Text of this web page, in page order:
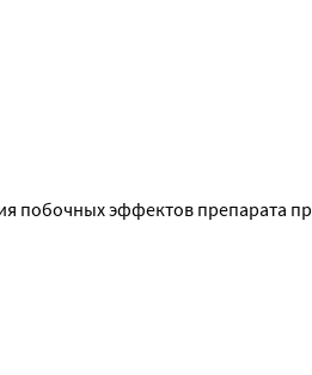
побочных эффектов препарата